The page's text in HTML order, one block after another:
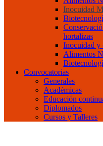
Inocuidad
hortalizas
Inocuidad y
Alimentos
Convocatorias
Generales
Académicas
Educación
Diplomados
Cursos y Talleres